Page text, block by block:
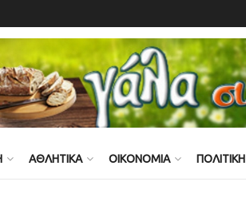
ΑΘΛΗΤΙΚΑ ΟΙΚΟΝΟΜΙΑ ΠΟΛΙΤΙΚΗ